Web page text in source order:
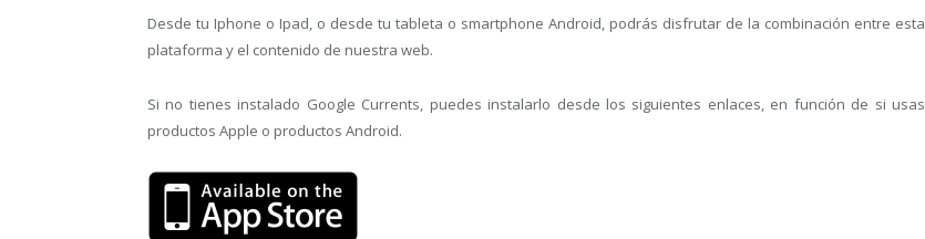
Desde tu Iphone o Ipad, o desde tu tableta o smartphone Android, podrás disfrutar de la combinación entre esta
plataforma y el contenido de nuestra web.
Si no tienes instalado Google Currents, puedes instalarlo desde los siguientes enlaces, en función de si usas
productos Apple o productos Android.